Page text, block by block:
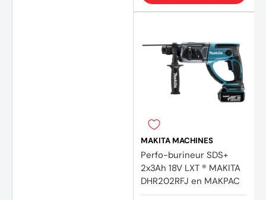
(12
MAKITA MACHINES
Perfo-burineur SDS+
2x3Ah 18V LXT ® MAKITA
DHR202RFJ en MAKPAC